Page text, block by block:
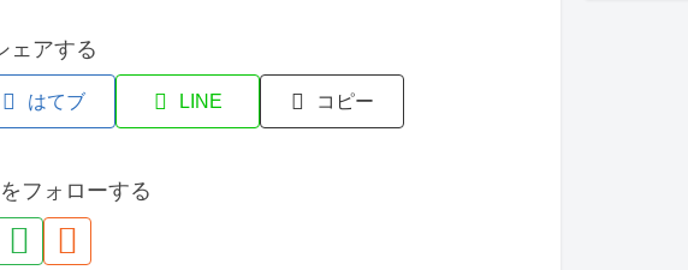
ェアする
はてブ LINE コピー
フォローする